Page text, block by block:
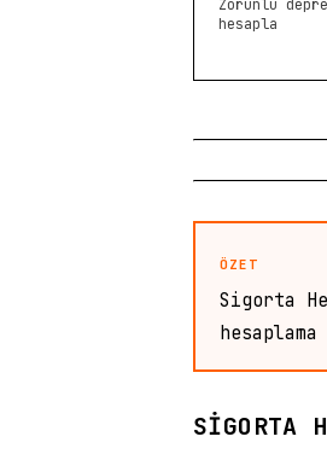
Zorunlu
hesapla
ÖZET
Sigorta
SIGORTA